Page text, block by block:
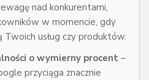
nad konkurentami,
w momencie, gdy
Twoich usług czy produktów.
o wymierny procent –
przyciąga znacznie